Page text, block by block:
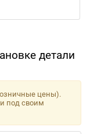
детали
цены).
под своим